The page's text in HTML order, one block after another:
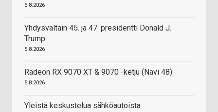
6.8.2026
Yhdysvaltain 45. ja 47. presidentti Donald J.
Trump
5.8.2026
Radeon RX 9070 XT & 9070 -ketju (Navi 48)
5.8.2026
Yleistä keskustelua sähköautoista